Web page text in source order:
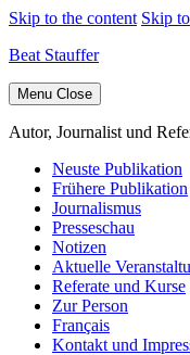
Skip to the content Skip
Beat Stauffer
Menu Close
Autor, Journalist und
Neuste Publikation
Frühere Publikation
Journalismus
Presseschau
Notizen
Aktuelle
Referate und Kurse
Zur Person
Français
Kontakt und